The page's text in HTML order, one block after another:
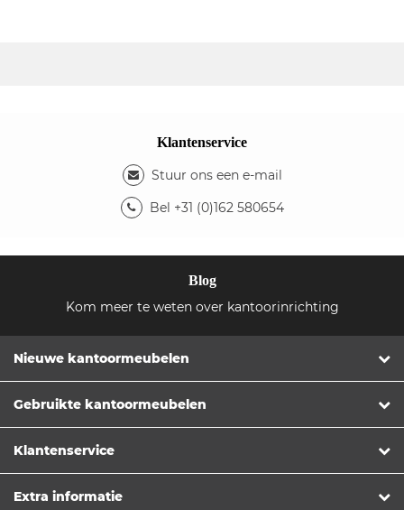
Klantenservice
Stuur ons een e-mail
Bel +31 (0)162 580654
Blog
Kom meer te weten over kantoorinrichting
Nieuwe kantoormeubelen
Gebruikte kantoormeubelen
Klantenservice
Extra informatie